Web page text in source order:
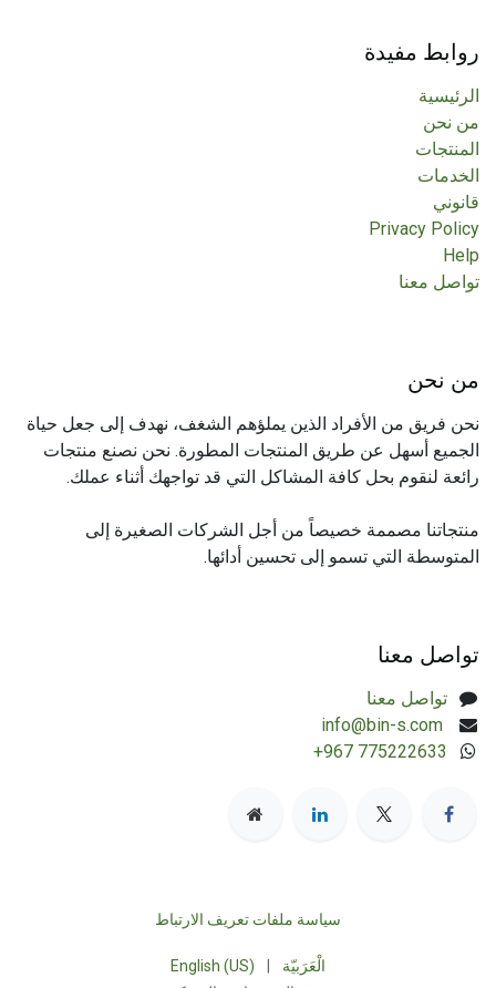
روابط مفيدة
الرئيسية
من نحن
المنتجات
الخدمات
قانوني
Privacy Policy
Help
تواصل معنا
من نحن
نحن فريق من الأفراد الذين يملؤهم الشغف، نهدف إلى جعل حياة
الجميع أسهل عن طريق المنتجات المطورة. نحن نصنع منتجات
رائعة لنقوم بحل كافة المشاكل التي قد تواجهك أثناء عملك.
منتجاتنا مصممة خصيصاً من أجل الشركات الصغيرة إلى
المتوسطة التي تسمو إلى تحسين أدائها.
تواصل معنا
تواصل معنا
+967 775222633
سياسة ملفات تعريف الارتباط
الْعَرَبيّة English (US)